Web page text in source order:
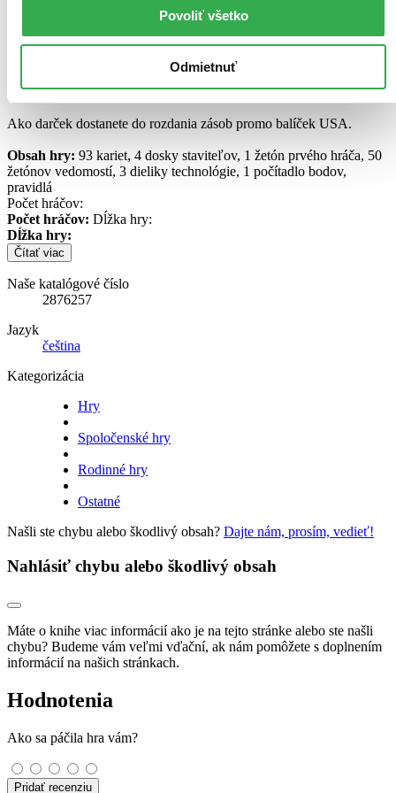
Povoliť všetko
Odmietnuť
vami postavených symbolických pamiatok. Monumentov, ktoré aj
Sfingu v Gize, cez slávne mestá Tiwanaku a Babylon len ten
najmúdrejší staviteľ zažiary v priebehu vekov a získa víťazstvo.
Odolajú vaše pamiatky skúške časom?
Ako darček dostanete do rozdania zásob promo balíček USA.
Obsah hry: 93 kariet, 4 dosky staviteľov, 1 žetón prvého hráča, 50
žetónov vedomostí, 3 dieliky technológie, 1 počítadlo bodov,
pravidlá
Počet hráčov:
Počet hráčov: Dĺžka hry:
Dĺžka hry:
Čítať viac
Naše katalógové číslo
2876257
Jazyk
čeština
Kategorizácia
Hry
Spoločenské hry
Rodinné hry
Ostatné
Našli ste chybu alebo škodlivý obsah? Dajte nám, prosím, vedieť!
Nahlásiť chybu alebo škodlivý obsah
Máte o knihe viac informácií ako je na tejto stránke alebo ste našli
chybu? Budeme vám veľmi vďační, ak nám pomôžete s doplnením
informácií na našich stránkach.
Hodnotenia
Ako sa páčila hra vám?
Pridať recenziu